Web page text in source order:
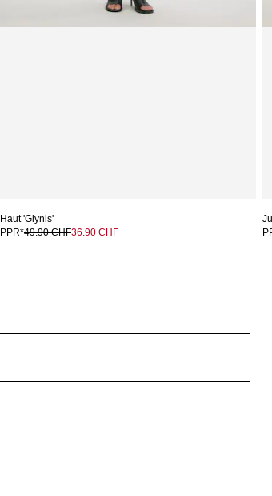
Haut 'Glynis'
PPR*49.90 CHF36.90 CHF